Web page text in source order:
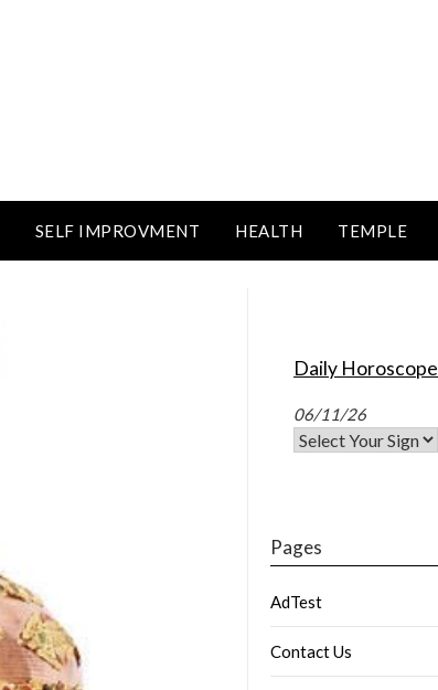
SELF IMPROVMENT HEALTH TEMPLE
Daily Horoscope
06/11/26
Pages
AdTest
Contact Us